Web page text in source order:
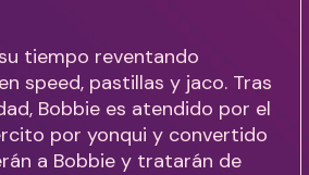
tiempo reventando
speed, pastillas y jaco. Tras
Bobbie es atendido por el
por yonqui y convertido
a Bobbie y tratarán de